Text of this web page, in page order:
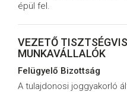
épül fel.
VEZETŐ
MUNKAVÁLLALÓK
Felügyelő Bizottság
A tulajdonosi joggyakorló